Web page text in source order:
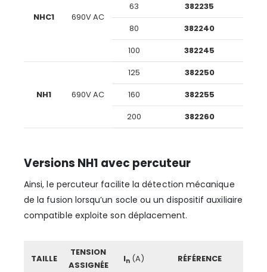
NHC1 690V AC
63
382235
80
382240
100
382245
NH1 690V AC
125
382250
160
382255
200
382260
Versions NH1 avec percuteur
Ainsi, le percuteur facilite la détection mécanique
de la fusion lorsqu’un socle ou un dispositif auxiliaire
compatible exploite son déplacement.
TAILLE
TENSION
ASSIGNÉE
In (A) RÉFÉRENCE